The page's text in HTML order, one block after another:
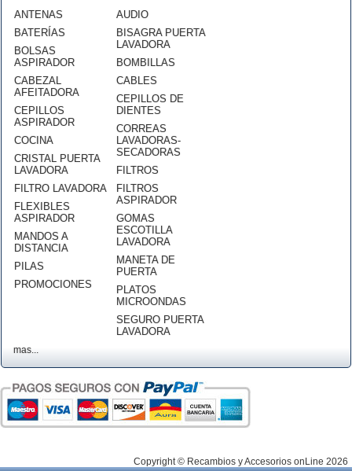
ANTENAS
BATERÍAS
BOLSAS
ASPIRADOR
CABEZAL
AFEITADORA
CEPILLOS
ASPIRADOR
COCINA
CRISTAL PUERTA
LAVADORA
FILTRO LAVADORA
FLEXIBLES
ASPIRADOR
MANDOS A
DISTANCIA
PILAS
PROMOCIONES
AUDIO
BISAGRA PUERTA
LAVADORA
BOMBILLAS
CABLES
CEPILLOS DE
DIENTES
CORREAS
LAVADORAS-
SECADORAS
FILTROS
FILTROS
ASPIRADOR
GOMAS
ESCOTILLA
LAVADORA
MANETA DE
PUERTA
PLATOS
MICROONDAS
SEGURO PUERTA
LAVADORA
mas...
Copyright © Recambios y Accesorios onLine 2026